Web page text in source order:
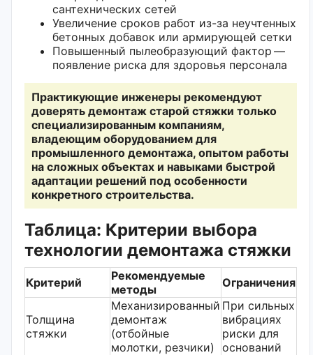
сантехнических сетей
Увеличение сроков работ из-за неучтенных
бетонных добавок или армирующей сетки
Повышенный пылеобразующий фактор —
появление риска для здоровья персонала
Практикующие инженеры рекомендуют
доверять демонтаж старой стяжки только
специализированным компаниям,
владеющим оборудованием для
промышленного демонтажа, опытом работы
на сложных объектах и навыками быстрой
адаптации решений под особенности
конкретного строительства.
Таблица: Критерии выбора
технологии демонтажа стяжки
Критерий
Рекомендуемые
методы
Ограничения
Толщина
стяжки
Механизированный
демонтаж
(отбойные
молотки, резчики)
При сильных
вибрациях
риски для
оснований